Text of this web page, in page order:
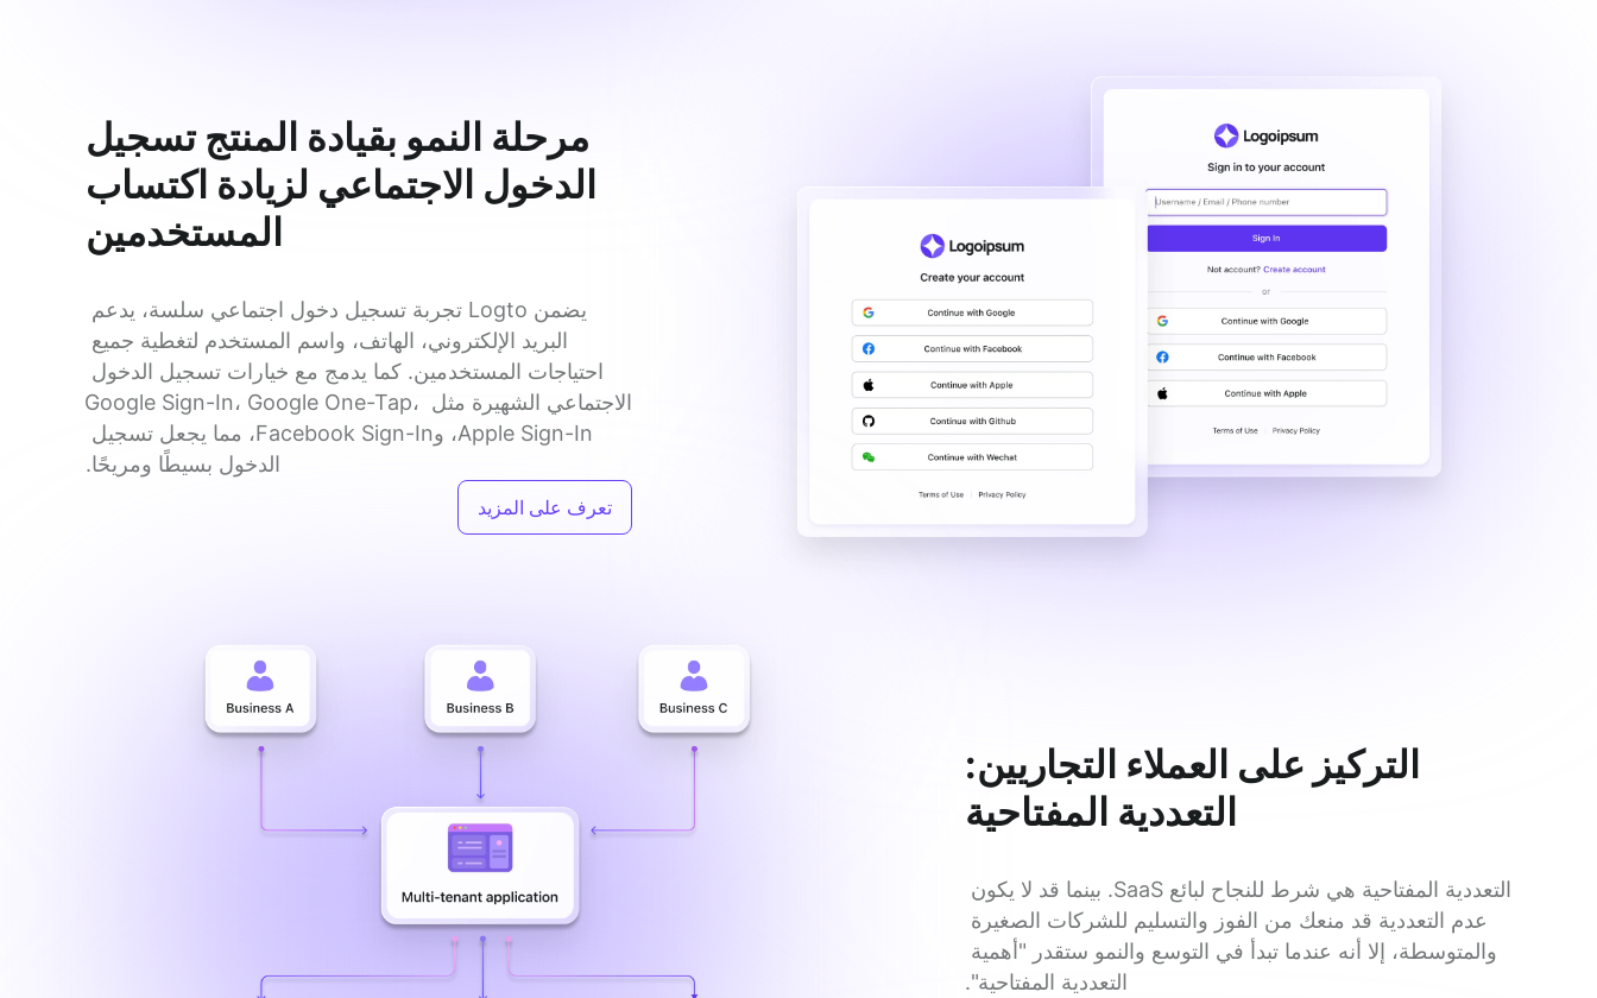
مرحلة النمو بقيادة المنتج تسجيل
الدخول الاجتماعي لزيادة اكتساب
المستخدمين
الاجتماعي الشهيرة مثل Google Sign-In، Google One-Tap،
الدخول بسيطًا ومريحًا.
تعرف على المزيد
التركيز على العملاء التجاريين:
التعددية المفتاحية
التعددية المفتاحية".